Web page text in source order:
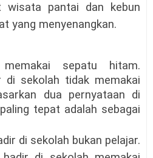
wisata pantai dan kebun
yang menyenangkan.
sepatu hitam.
di sekolah tidak memakai
dua pernyataan di
tepat adalah sebagai
di sekolah bukan pelajar.